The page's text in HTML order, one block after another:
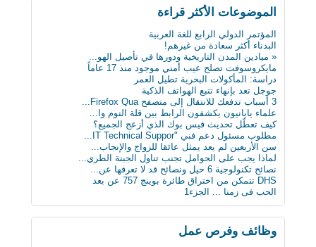
بعد 3 عقود عدد الروبوتات سيفوق تعداد البشر بن...
أول ساعة ذكية للمكفوفين.. تحسس الرسائل على ال...
كيف تعطّل تحديث فيس بوك الذي أزعج الجميع؟
دراسة : كيلو عسل النحل يمنح طاقة تعادل 3 آلاف...
سن الأربعين لم يعد يمثل عائقا للزواج والإنجاب...
ثورة في عالم الطب: حبوب مبتكرة تنقل البيانات...
علماء يابانيون يكشفون الرابط بين قلة النوم وا...
دماغك قد يقتلك بسبب السكر
8 حيل ذكية تجعل حياتك أسهل
« ميادين المدن التاريخية ودورها في تأصيل الهو...
ابتكار طبي يستخدم سائلا غير الدم لقياس مستوى...
دراسة: المأكولات البحرية تطيل العمر
البدناء أكثر سعادة من غيرهم!
الموضوعات اﻷكثر قراءة
المؤتمر الدولي الرابع للغة العربية
البدناء أكثر سعادة من غيرهم!
« ميادين المدن التاريخية ودورها في تأصيل الهو...
مايكروسوفت تصلح عيب أمني موجود منذ 17 عاماً
دراسة: المأكولات البحرية تطيل العمر
جوجل تعد بإنهاء تتبع الهواتف الذكية
3 أسباب تدفعك للانتقال إلى متصفح Firefox Qua...
علماء يابانيون يكشفون الرابط بين قلة النوم وا...
كيف تعطّل تحديث فيس بوك الذي أزعج الجميع؟
مطلوب مسئول دعم فني "IT Technical Suppor...
سن الأربعين لم يعد يمثل عائقا للزواج والإنجاب...
لماذا يجب على الحوامل تجنب تناول الجبنة الطري...
نصائح تكنولوجية 6 حيل ونصائح قد لا تعرفها عن...
DHS تتمكن من اختراق طائرة بوينج 757 عن بعد
الحب فى زمنا ... الجزء1
وظائف وفرص عمل